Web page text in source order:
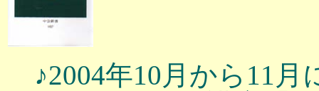
♪2004年10月から11